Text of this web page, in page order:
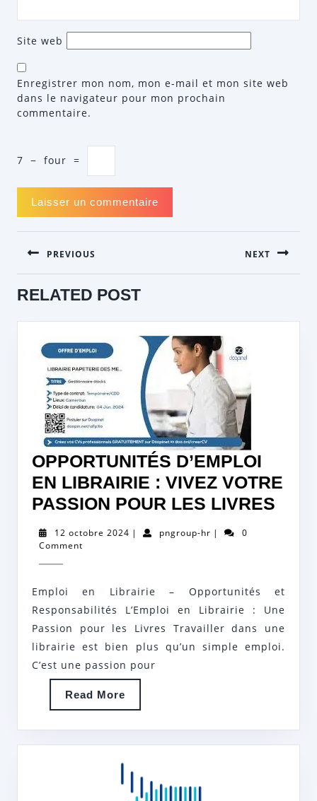
Site web
Enregistrer mon nom, mon e-mail et mon site web
dans le navigateur pour mon prochain
commentaire.
7 − four =
NAVIGATION
DE
L’ARTICLE
PREVIOUS
post:
NEXT
RELATED POST
OPPORTUNITÉS D’EMPLOI
EN LIBRAIRIE : VIVEZ VOTRE
PASSION POUR LES LIVRES
:
12 octobre 2024 12| pngroup-hrpngroup-
|
0
Comment
Emploi en Librairie – Opportunités et
Responsabilités L’Emploi en Librairie : Une
Passion pour les Livres Travailler dans une
librairie est bien plus qu’un simple emploi.
C’est une passion pour
Read More
More